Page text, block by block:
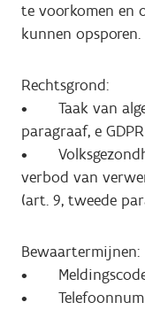
te voorkomen en
kunnen opsporen.
Rechtsgrond:
• Taak van
paragraaf, e
•
verbod van
(art. 9, tweede
Bewaartermijnen:
• Meldingscode:
•